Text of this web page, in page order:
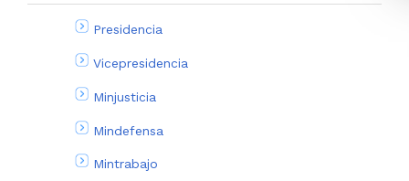
Presidencia
Vicepresidencia
Minjusticia
Mindefensa
Mintrabajo